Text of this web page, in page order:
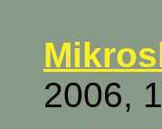
2006,